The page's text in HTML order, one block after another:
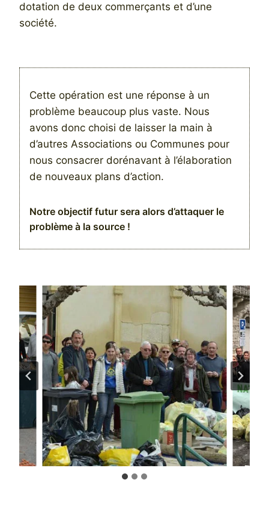
dotation de deux commerçants et d’une
société.
Cette opération est une réponse à un
problème beaucoup plus vaste. Nous
avons donc choisi de laisser la main à
d’autres Associations ou Communes pour
nous consacrer dorénavant à l’élaboration
de nouveaux plans d’action.
Notre objectif futur sera alors d’attaquer le
problème à la source !